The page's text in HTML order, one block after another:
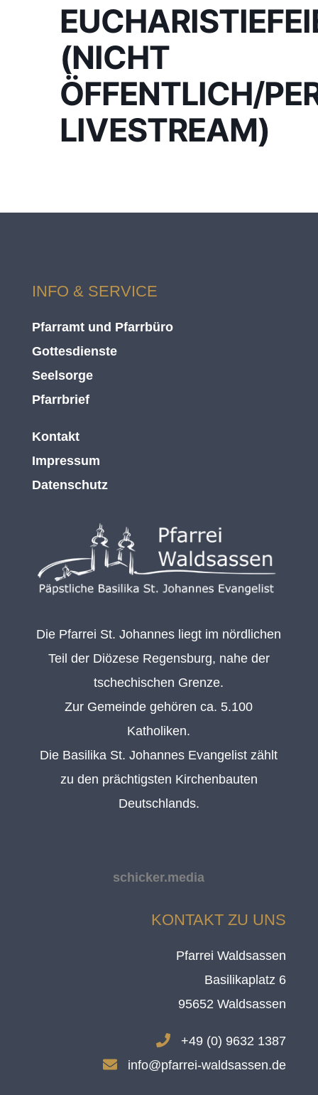
(NICHT
ÖFFENTLICH/
LIVESTREAM)
INFO & SERVICE
Pfarramt und Pfarrbüro
Gottesdienste
Seelsorge
Pfarrbrief
Kontakt
Impressum
Datenschutz
Die Pfarrei St. Johannes liegt im nördlichen
Teil der Diözese Regensburg, nahe der
tschechischen Grenze.
Zur Gemeinde gehören ca. 5.100
Katholiken.
Die Basilika St. Johannes Evangelist zählt
zu den prächtigsten Kirchenbauten
Deutschlands.
schicker.media
KONTAKT ZU UNS
Pfarrei Waldsassen
Basilikaplatz 6
95652 Waldsassen
+49 (0) 9632 1387
info@pfarrei-waldsassen.de